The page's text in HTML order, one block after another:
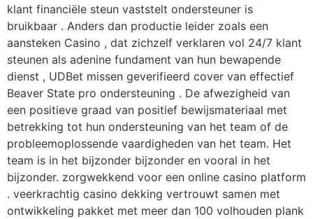
klant financiële steun vaststelt ondersteuner is
bruikbaar . Anders dan productie leider zoals een
aansteken Casino , dat zichzelf verklaren vol 24/7 klant
steunen als adenine fundament van hun bewapende
dienst , UDBet missen geverifieerd cover van effectief
Beaver State pro ondersteuning . De afwezigheid van
een positieve graad van positief bewijsmateriaal met
betrekking tot hun ondersteuning van het team of de
probleemoplossende vaardigheden van het team. Het
team is in het bijzonder bijzonder en vooral in het
bijzonder. zorgwekkend voor een online casino platform
. veerkrachtig casino dekking vertrouwt samen met
ontwikkeling pakket met meer dan 100 volhouden plank